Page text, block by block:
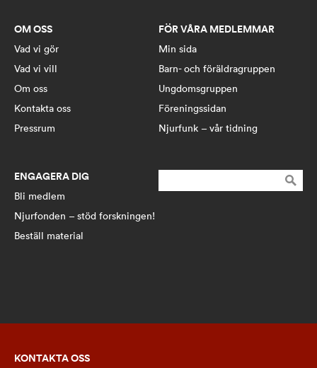
OM OSS
Vad vi gör
Vad vi vill
Om oss
Kontakta oss
Pressrum
ENGAGERA DIG
Bli medlem
Njurfonden – stöd forskningen!
Beställ material
FÖR VÅRA MEDLEMMAR
Min sida
Barn- och föräldragruppen
Ungdomsgruppen
Föreningssidan
Njurfunk – vår tidning
efter:
KONTAKTA OSS